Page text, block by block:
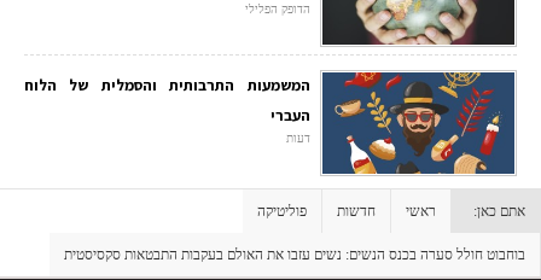
הדופק הפלילי
המשמעות התרבותית והסמלית של הלוח
העברי
דעות
אתם כאן: ראשי חדשות פוליטיקה
בוחבוט חולל סערה בכנס הנשים: נשים עזבו את האולם בעקבות התבטאות סקסיסטית